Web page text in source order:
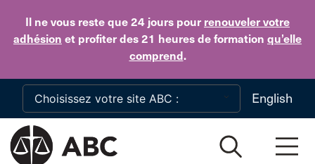
Il ne vous reste que 24 jours pour renouveler votre
adhésion et profiter des 21 heures de formation qu’elle
comprend.
Skip to main content
English